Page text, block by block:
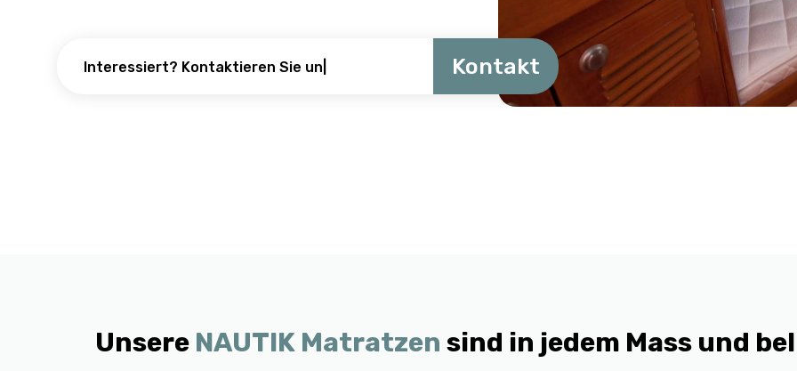
Interessiert? Kontak| Kontakt
Unsere NAUTIK Matratzen sind in jedem Mass und